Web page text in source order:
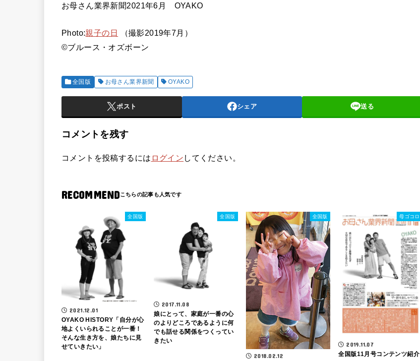
お母さん業界新聞2021年6月 OYAKO
Photo:親子の日
（撮影2019年7月）
©ブルース・オズボーン
全国版 お母さん業界新聞 OYAKO
ポスト シェア 送る
コメントを残す
コメントを投稿するには ログイン してください。
RECOMMEND
全国版
2021.12.01
OYAKO HISTORY「自分が心
地よくいられることが一番！
そんな生き方を、娘たちに見
せていきたい」
全国版
2017.11.08
娘にとって、家庭が一番の心
のよりどころであるように何
でも話せる関係をつくってい
きたい
全国版
2018.02.12
母ゴコロ
2019.11.07
全国版11月号コンテンツ紹介